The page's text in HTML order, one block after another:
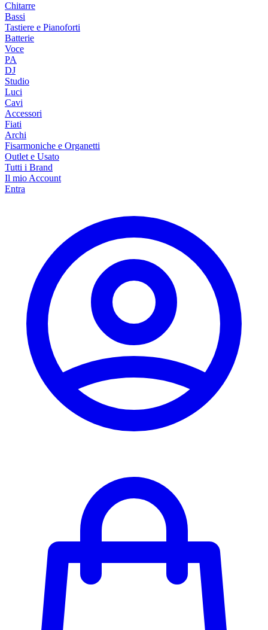
Chitarre
Bassi
Tastiere e Pianoforti
Batterie
Voce
PA
DJ
Studio
Luci
Cavi
Accessori
Fiati
Archi
Fisarmoniche e Organetti
Outlet e Usato
Tutti i Brand
Il mio Account
Entra